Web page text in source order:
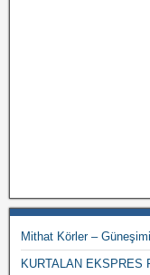
Mithat Körler –
KURTALAN EKSPRES